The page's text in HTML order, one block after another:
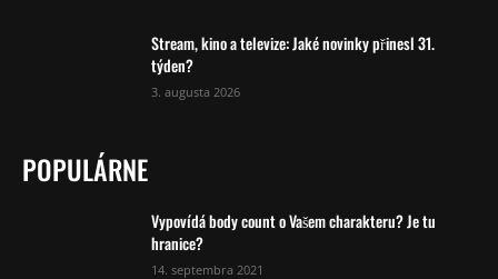
Stream, kino a televize: Jaké novinky přinesl 31.
týden?
3. augusta 2026
POPULÁRNE
Vypovídá body count o Vašem charakteru? Je tu
hranice?
14. septembra 2021